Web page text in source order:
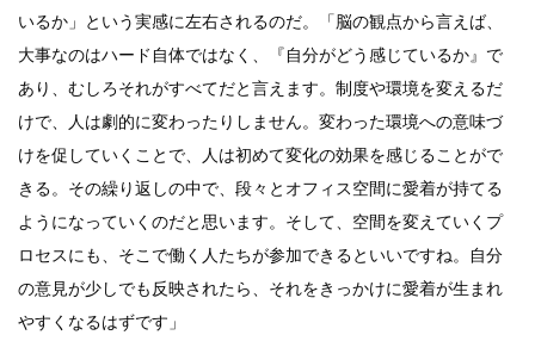
いるか」という実感に左右されるのだ。「脳の観点から言えば、
大事なのはハード自体ではなく、『自分がどう感じているか』で
あり、むしろそれがすべてだと言えます。制度や環境を変えるだ
けで、人は劇的に変わったりしません。変わった環境への意味づ
けを促していくことで、人は初めて変化の効果を感じることがで
きる。その繰り返しの中で、段々とオフィス空間に愛着が持てる
ようになっていくのだと思います。そして、空間を変えていくプ
ロセスにも、そこで働く人たちが参加できるといいですね。自分
の意見が少しでも反映されたら、それをきっかけに愛着が生まれ
やすくなるはずです」